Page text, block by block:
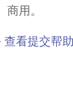
用。
查看提交帮